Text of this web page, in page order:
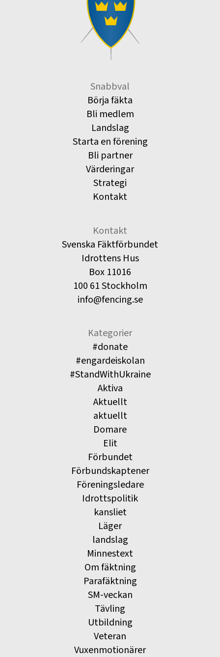
Snabbval
Börja fäkta
Bli medlem
Landslag
Starta en förening
Bli partner
Värderingar
Strategi
Kontakt
Kontakt
Svenska Fäktförbundet
Idrottens Hus
Box 11016
100 61 Stockholm
info@fencing.se
Kategorier
#donate
#engardeiskolan
#StandWithUkraine
Aktiva
Aktuellt
aktuellt
Domare
Elit
Förbundet
Förbundskaptener
Föreningsledare
Idrottspolitik
kansliet
Läger
landslag
Minnestext
Om fäktning
Parafäktning
SM-veckan
Tävling
Utbildning
Veteran
Vuxenmotionärer